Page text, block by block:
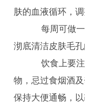
肤的血液循环，
每周可做一
沏底清洁皮肤毛孔
饮食上要注
物，忌过食烟酒
保持大便通畅，